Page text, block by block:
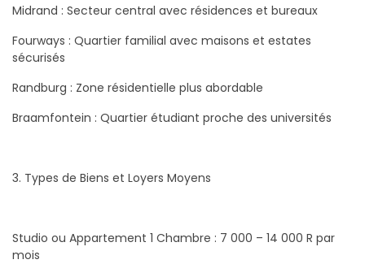
Midrand : Secteur central avec résidences et bureaux
Fourways : Quartier familial avec maisons et estates
sécurisés
Randburg : Zone résidentielle plus abordable
Braamfontein : Quartier étudiant proche des universités
3. Types de Biens et Loyers Moyens
Studio ou Appartement 1 Chambre : 7 000 – 14 000 R par
mois